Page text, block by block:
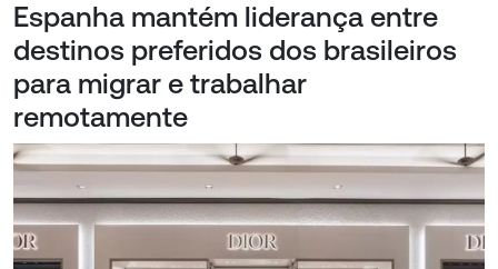
Espanha mantém liderança entre
destinos preferidos dos brasileiros
para migrar e trabalhar
remotamente